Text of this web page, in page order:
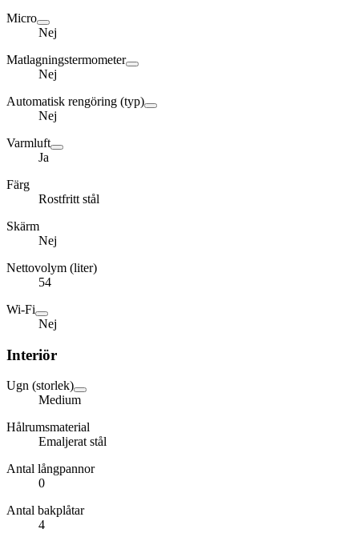
Micro
Nej
Matlagningstermometer
Nej
Automatisk rengöring (typ)
Nej
Varmluft
Ja
Färg
Rostfritt stål
Skärm
Nej
Nettovolym (liter)
54
Wi-Fi
Nej
Interiör
Ugn (storlek)
Medium
Hålrumsmaterial
Emaljerat stål
Antal långpannor
0
Antal bakplåtar
4